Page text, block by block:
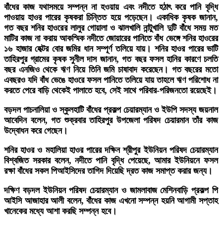
বাঁধের কাজ যথাসময়ে সম্পন্ন না হওয়ায় এবং নদীতে হঠাৎ করে পানি বৃদ্ধি
পাওয়ায় হাওর পারের কৃষকরা চিন্তিত হয়ে পড়েছেন। একাধিক কৃষক জানান,
গত বছর শনির হাওরের লালুর গোয়ালা ও ঝালখালি নান্টুখালি দুটি বাঁধে সময় মত
মাটির কাজ না করায় আকস্মিক নদীতে জোয়ারের পানিতে বাঁধ ভেঙ্গে শনির হাওরের
১৬ হাজার হেক্টর বোর জমির ধান সম্পূর্ণ তলিয়ে যায়। শনির হাওর পারের ভাটি
তাহিরপুর গ্রামের কৃষক সুনীল দাস জানান, গত বছর ফসল হানির কারণে চলতি
বছর এনজিও থেকে ঋণ নিয়ে তিনি জমি চাষাবাদ করেছেন। গত বছরের মতো
এবছরও যদি বাঁধ ভেঙে হাওরে ফসল পানিতে তলিয়ে যায় তাহলে ঋণ পরিশোধ না
করতে পেরে বাড়ি থেকেই পালাতে হবে, সেই সাথে পরিবার-পরিজনতো রয়েছেই।
বড়দল পাচনালিয়া ও স্কুলহাটি বাঁধের প্রকল্প চেয়ারম্যান ও ইউপি সদস্য জয়নাল
আবেদিন বলেন, গত শুক্রবার তাহিরপুর উপজেলা পরিষদ চেয়ারমান তাঁর কাজ
উদ্বোধন করে গেছেন।
শনির হাওর ও মহালিয়া হাওর পারের দক্ষিন শ্রীপুর ইউনিয়ন পরিষদ চেয়ারম্যান
বিশ্বজিত সরকার বলেন, নদীতে পানি বৃদ্ধি পেয়েছে, আমার ইউনিয়নে ফসল
রক্ষা বাঁধের সকল পিআইসিদের তাগিদ দিয়েছি দ্রত কাজ সমাপ্ত করার জন্য।
দক্ষিণ বড়দল ইউনিয়ন পরিষদ চেয়ারম্যান ও জামলাবাজ মেশিনবাড়ি প্রকল্প পি
আইসি আজাহার আলী বলেন, বাঁধের কাজ এখনো সম্পন্ন হয়নি আগামী সপ্তাহ
খানেকের মধ্যে আশা করছি সম্পন্ন হবে।